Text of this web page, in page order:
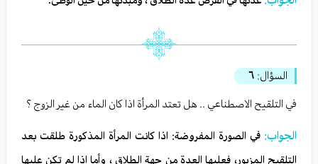
السؤال: ٦
في التلقيح الاصطناعي .. هل تعتد المرأة اذا كان الماء من غير الزوج ؟
الجواب: في الصورة المفروضة: اذا كانت المرأة المذكورة طلقت بعد
التلقيح المزبور، فعليها العدة من جهة الطلاق ، وأما اذا لم تكن عليها